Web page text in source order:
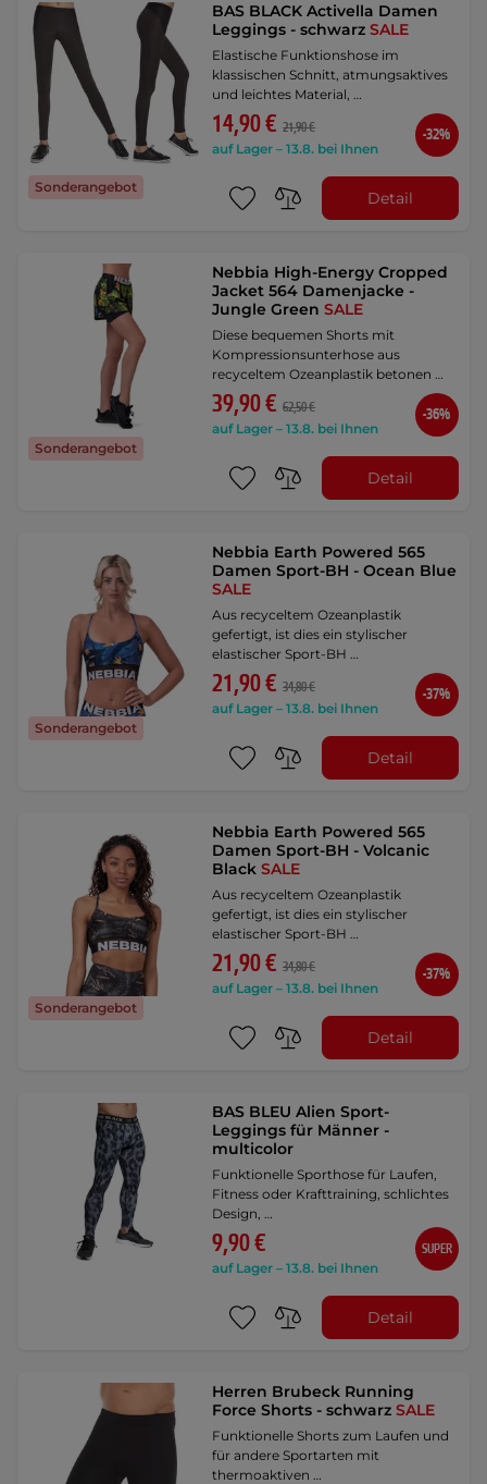
Sonderangebot
BAS BLACK Activella Damen
Leggings - schwarzSALE
Elastische Funktionshose im
klassischen Schnitt, atmungsaktives
und leichtes Material, …
14,90 € 21,90 €
auf Lager – 13.8. bei Ihnen
-32%
Detail
Sonderangebot
Nebbia High-Energy Cropped
Jacket 564 Damenjacke -
Jungle GreenSALE
Diese bequemen Shorts mit
Kompressionsunterhose aus
recyceltem Ozeanplastik betonen …
39,90 € 62,50 €
auf Lager – 13.8. bei Ihnen
-36%
Detail
Sonderangebot
Nebbia Earth Powered 565
Damen Sport-BH - Ocean Blue
SALE
Aus recyceltem Ozeanplastik
gefertigt, ist dies ein stylischer
elastischer Sport-BH …
21,90 € 34,80 €
auf Lager – 13.8. bei Ihnen
-37%
Detail
Sonderangebot
Nebbia Earth Powered 565
Damen Sport-BH - Volcanic
BlackSALE
Aus recyceltem Ozeanplastik
gefertigt, ist dies ein stylischer
elastischer Sport-BH …
21,90 € 34,80 €
auf Lager – 13.8. bei Ihnen
-37%
Detail
BAS BLEU Alien Sport-
Leggings für Männer -
multicolor
Funktionelle Sporthose für Laufen,
Fitness oder Krafttraining, schlichtes
Design, …
9,90 €
auf Lager – 13.8. bei Ihnen
SUPER
Detail
Herren Brubeck Running
Force Shorts - schwarzSALE
Funktionelle Shorts zum Laufen und
für andere Sportarten mit
thermoaktiven …